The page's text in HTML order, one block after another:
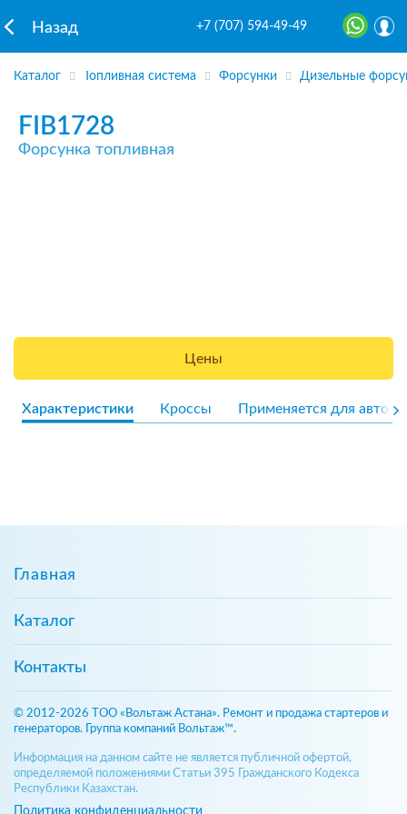
Назад +7 (707) 594-49-49
Каталог Топливная система Форсунки Дизельные
FIB1728
Форсунка топливная
Цены
Характеристики Кроссы Применяется для авто
Главная
Каталог
Контакты
© 2012-2026 ТОО «Вольтаж Астана». Ремонт и продажа стартеров и
генераторов. Группа компаний Вольтаж™.
Информация на данном сайте не является публичной офертой,
определяемой положениями Статьи 395 Гражданского Кодекса
Республики Казахстан.
Политика конфиденциальности